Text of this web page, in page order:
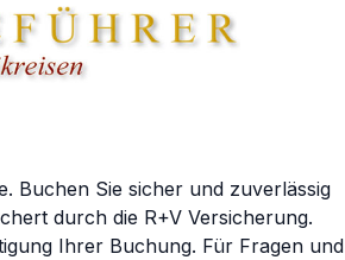
Buchen Sie sicher und zuverlässig
durch die R+V Versicherung.
Ihrer Buchung. Für Fragen und